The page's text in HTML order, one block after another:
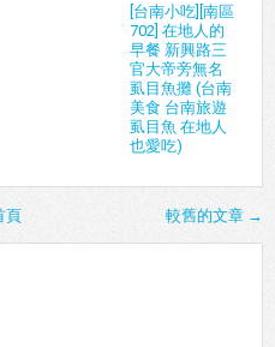
[台南小吃][南區
702] 在地人的
早餐 新興路三
官大帝旁無名
虱目魚攤 (台南
美食 台南旅遊
虱目魚 在地人
也愛吃)
較舊的文章 →
頁